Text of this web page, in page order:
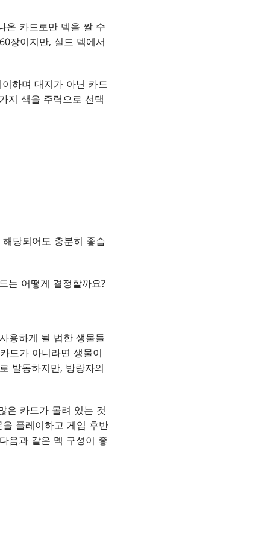
온 카드로만 덱을 짤 수
장이지만, 실드 덱에서
하며 대지가 아닌 카드
지 색을 주력으로 선택
당되어도 충분히 좋습
는 어떻게 결정할까요?
용하게 될 법한 생물들
드가 아니라면 생물이
발동하지만, 방랑자의
은 카드가 몰려 있는 것
플레이하고 게임 후반
음과 같은 덱 구성이 좋